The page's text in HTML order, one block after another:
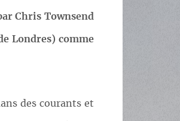
Chris Townsend
Londres) comme
des courants et